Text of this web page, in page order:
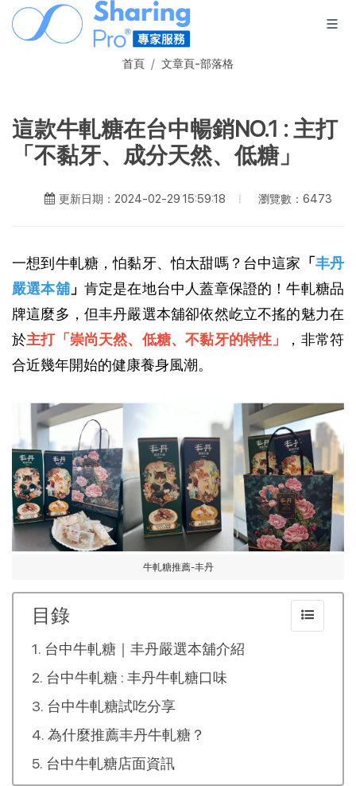
首頁 文章頁-部落格
這款牛軋糖在台中暢銷NO.1 : 主打
「不黏牙、成分天然、低糖」
更新日期：2024-02-29 15:59:18 瀏覽數：6473
一想到牛軋糖，怕黏牙、怕太甜嗎？台中這家 「 丰丹
嚴選本舖」 肯定是在地台中人蓋章保證的！牛軋糖品
牌這麼多，但丰丹嚴選本舖卻依然屹立不搖的魅力在
於主打「崇尚天然、低糖、不黏牙的特性」
，非常符
合近幾年開始的健康養身風潮。
牛軋糖推薦-丰丹
目錄
台中牛軋糖｜丰丹嚴選本舖介紹
台中牛軋糖 : 丰丹牛軋糖口味
台中牛軋糖試吃分享
為什麼推薦丰丹牛軋糖？
台中牛軋糖店面資訊